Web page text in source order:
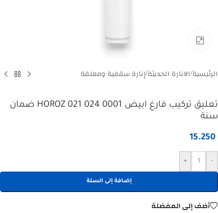
الرئيسية/الانارة الحديثة/إنارة سقفية ومعلقة
تعليق تركيب فارغ ابيض HOROZ 021 024 0001 ضمان
سنة
15.250
-
+
إضافة إلى السلة
أضف إلى المفضلة